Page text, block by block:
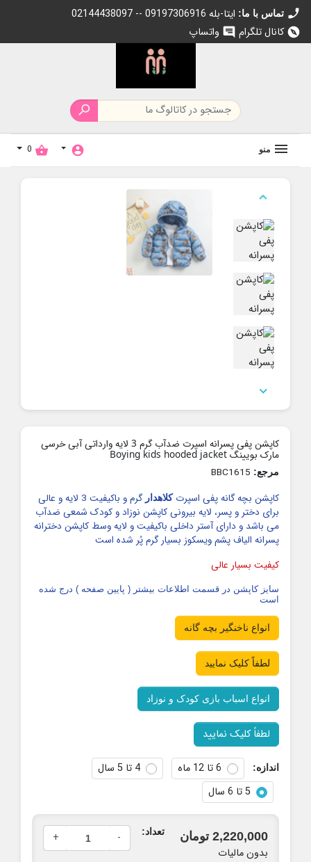
call تماس با ما: 02144438097 -- 09197306916 ایتا-بله
explore کانال تلگرام chat واتساپ

منو account_circle
shopping_basket
0


کاپشن پفی پسرانه اسپرت ضدآب گرم 3 لایه وارداتی آبی خرسی
مارک بویینگ Boying kids hooded jacket
مرجع:
کاپشن بچه گانه پفی اسپرتکلاهدار
گرم و باکیفیت 3 لایه و عالی
برای دختر و پسر، لایه بیرونی کاپشن نوزاد و کودک شمعی ضدآب
می باشد و دارای آستر داخلی باکیفیت و لایه وسط کاپشن دخترانه
پسرانه الیاف پشم ویسکوز بسیار گرم پُر شده است
کیفیت بسیار عالی
سایز کاپشن در قسمت اطلاعات بیشتر ( پایین صفحه ) درج شده
است
انواع ناخنگیر بچه گانه
لطفاً کلیک نمایید
انواع اسباب بازی کودک و نوزاد
لطفاً کلیک نمایید
اندازه: 6 تا 12 ماه
4 تا 5 سال
5 تا 6 سال
2,220,000 تومان
بدون مالیات
تعداد: -
+